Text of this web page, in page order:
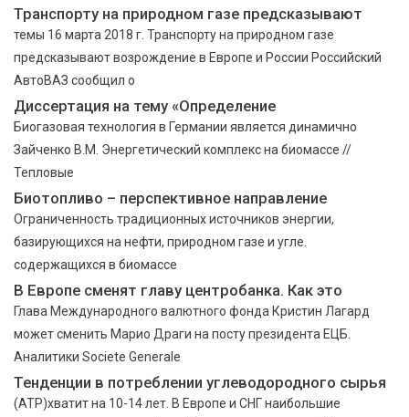
Транспорту на природном газе предсказывают
темы 16 марта 2018 г. Транспорту на природном газе
предсказывают возрождение в Европе и России Российский
АвтоВАЗ сообщил о
Диссертация на тему «Определение
Биогазовая технология в Германии является динамично
Зайченко В.М. Энергетический комплекс на биомассе //
Тепловые
Биотопливо – перспективное направление
Ограниченность традиционных источников энергии,
базирующихся на нефти, природном газе и угле.
содержащихся в биомассе
В Европе сменят главу центробанка. Как это
Глава Международного валютного фонда Кристин Лагард
может сменить Марио Драги на посту президента ЕЦБ.
Аналитики Societe Generale
Тенденции в потреблении углеводородного сырья
(АТР)хватит на 10-14 лет. В Европе и СНГ наибольшие